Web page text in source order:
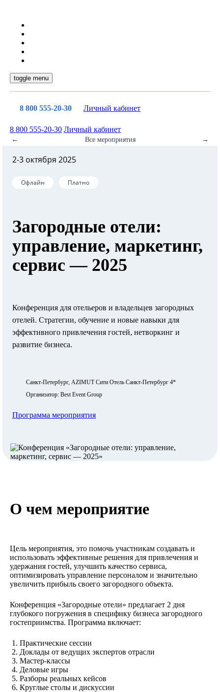
toggle menu
8 800 555-20-30 Личный кабинет
8 800 555-20-30 Личный кабинет
← Все мероприятия →
2-3 октября 2025
Офлайн Платно
Загородные отели:
управление, маркетинг,
сервис — 2025
Конференция для отельеров и владельцев загородных
отелей. Стратегии, обучение и новые навыки для
эффективного привлечения гостей, нетворкинг и
развитие бизнеса.
Санкт-Петербург, AZIMUT Сити Отель Санкт-Петербург 4*
Организатор: Best Event Group
Программа мероприятия
О чем мероприятие
Цель мероприятия, это помочь участникам создавать и
использовать эффективные решения для привлечения и
удержания гостей, улучшить качество сервиса,
оптимизировать управление персоналом и значительно
увеличить прибыль своего загородного объекта.
Конференция «Загородные отели» предлагает 2 дня
глубокого погружения в специфику бизнеса загородного
гостеприимства. Программа включает:
Практические сессии
Доклады от ведущих экспертов отрасли
Мастер-классы
Деловые игры
Разборы реальных кейсов
Круглые столы и дискуссии